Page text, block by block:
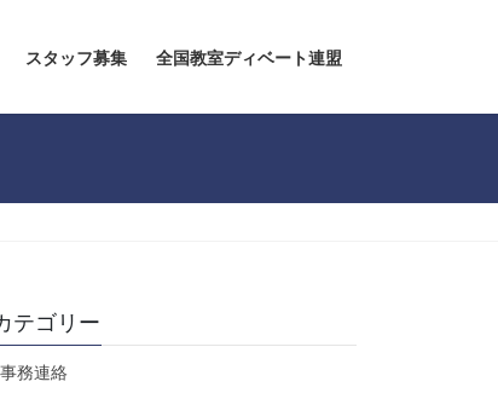
スタッフ募集 全国教室ディベート連盟
テゴリー
事務連絡